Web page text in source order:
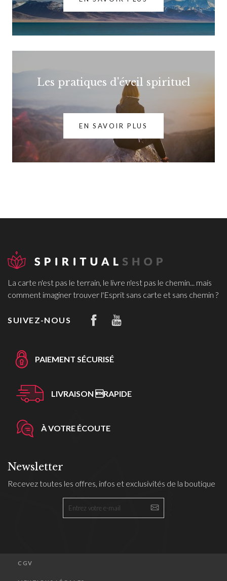
Les pratiques d'éveil spirituel
EN SAVOIR PLUS
La carte n'est pas le terrain, le livre n'est pas le chemin... mais
comment imaginer trouver l'Esprit sans carte et sans chemin ?
SUIVEZ-NOUS
PAIEMENT SÉCURISÉ
LIVRAISON RAPIDE
À VOTRE ÉCOUTE
Newsletter
Recevez toutes les offres, infos et exclusivités de la boutique
CGV